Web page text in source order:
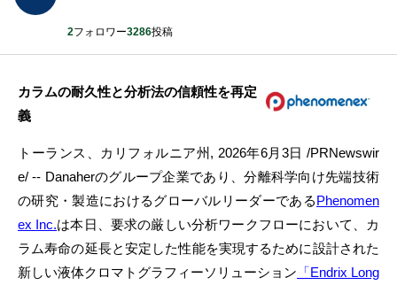
2フォロワー3286投稿
カラムの耐久性と分析法の信頼性を再定
義
トーランス、カリフォルニア州 , 2026年6月3日 /PRNewswir
e/ -- Danaherのグループ企業であり、分離科学向け先端技術
の研究・製造におけるグローバルリーダーであるPhenomen
ex Inc.は本日、要求の厳しい分析ワークフローにおいて、カ
ラム寿命の延長と安定した性能を実現するために設計された
新しい液体クロマトグラフィーソリューション 「Endrix Long